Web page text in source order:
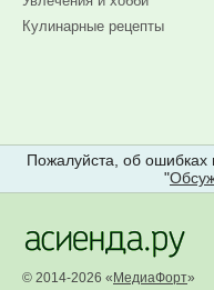
Увлечения и хобби
Пожалуйста, об ошибках